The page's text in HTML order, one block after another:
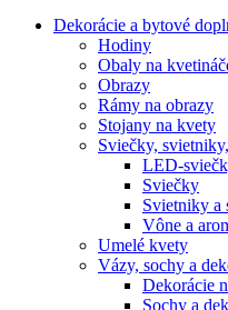
Dekorácie a bytové
Hodiny
Obaly na
Obrazy
Rámy na obrazy
Stojany na kvety
Sviečky,
LED-
Sviečky
Svietniky a
Vône a
Umelé kvety
Vázy, sochy a
Dekorácie
Sochy a